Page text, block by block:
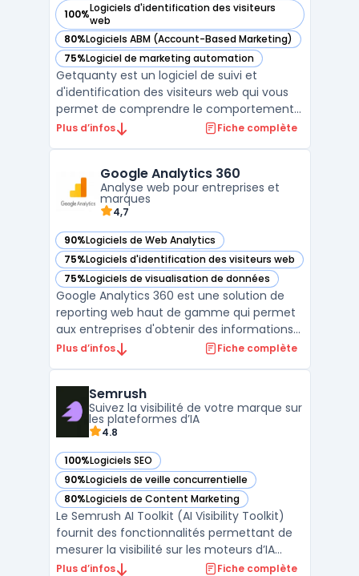
100%Logiciels d'identification des visiteurs
web
— voir GetQuanty dans cette catégorie
80%Logiciels ABM (Account-Based Marketing)
— voir GetQuanty dans cette catégorie
75%Logiciel de marketing automation
— voir GetQuanty dans cette catégorie
Getquanty est un logiciel de suivi et
d'identification des visiteurs web qui vous
permet de comprendre le comportement
de vos visiteurs et d'identifier les entreprises
trafic, vous pouvez suivre en temps réel les
pages visi ...
Plus d’infos Fiche complète
Google Analytics 360
Analyse web pour entreprises et
marques
4,7
90%Logiciels de Web Analytics
— voir Google Analytics 360 dans cette catégorie
75%Logiciels d'identification des visiteurs web
— voir Google Analytics 360 dans cette catégorie
75%Logiciels de visualisation de données
— voir Google Analytics 360 dans cette catégorie
Google Analytics 360 est une solution de
reporting web haut de gamme qui permet
aux entreprises d'obtenir des informations
approfondies sur leur audience. Grâce à ses
peuvent comprendre les comportements
des utilisateurs, i ...
Plus d’infos Fiche complète
Semrush
Suivez la visibilité de votre marque sur
les plateformes d’IA
4.8
100%Logiciels SEO
— voir Semrush dans cette catégorie
90%Logiciels de veille concurrentielle
— voir Semrush dans cette catégorie
80%Logiciels de Content Marketing
— voir Semrush dans cette catégorie
Le Semrush AI Toolkit (AI Visibility Toolkit)
fournit des fonctionnalités permettant de
mesurer la visibilité sur les moteurs d’IA
générative tels que ChatGPT ou Google
Plus d’infos Fiche complète